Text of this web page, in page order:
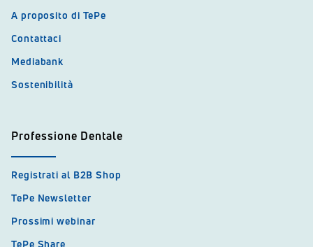
A proposito di TePe
Contattaci
Mediabank
Sostenibilità
Professione Dentale
Registrati al B2B Shop
TePe Newsletter
Prossimi webinar
TePe Share